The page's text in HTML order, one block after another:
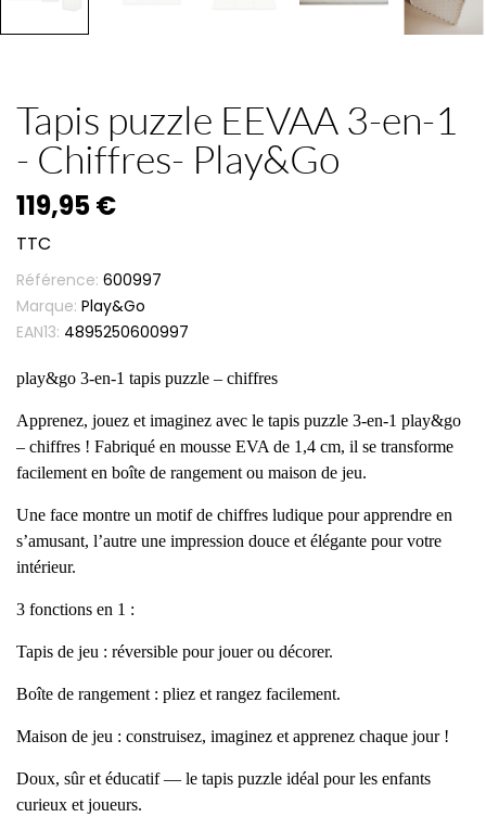
Tapis puzzle EEVAA 3-en-1
- Chiffres- Play&Go
119,95 €
TTC
Référence: 600997
Marque: Play&Go
EAN13: 4895250600997
play&go 3-en-1 tapis puzzle – chiffres
Apprenez, jouez et imaginez avec le tapis puzzle 3-en-1 play&go
– chiffres ! Fabriqué en mousse EVA de 1,4 cm, il se transforme
facilement en boîte de rangement ou maison de jeu.
Une face montre un motif de chiffres ludique pour apprendre en
s’amusant, l’autre une impression douce et élégante pour votre
intérieur.
3 fonctions en 1 :
Tapis de jeu : réversible pour jouer ou décorer.
Boîte de rangement : pliez et rangez facilement.
Maison de jeu : construisez, imaginez et apprenez chaque jour !
Doux, sûr et éducatif — le tapis puzzle idéal pour les enfants
curieux et joueurs.